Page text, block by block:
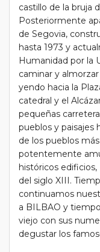
castillo de la bruja
Posteriormente
de Segovia,
hasta 1973 y
Humanidad por la
caminar y
yendo hacia la
catedral y el
pequeñas
pueblos y paisajes
de los pueblos
potentemente
históricos
del siglo XIII.
continuamos
a BILBAO y
viejo con sus
degustar los